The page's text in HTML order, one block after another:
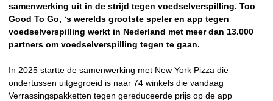
samenwerking uit in de strijd tegen voedselverspilling. Too
Good To Go, ‘s werelds grootste speler en app tegen
voedselverspilling werkt in Nederland met meer dan 13.000
partners om voedselverspilling tegen te gaan.
In 2025 startte de samenwerking met New York Pizza die
ondertussen uitgegroeid is naar 74 winkels die vandaag
Verrassingspakketten tegen gereduceerde prijs op de app